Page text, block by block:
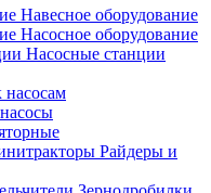
Навесное оборудование
Насосное оборудование
Насосные станции
Райдеры и